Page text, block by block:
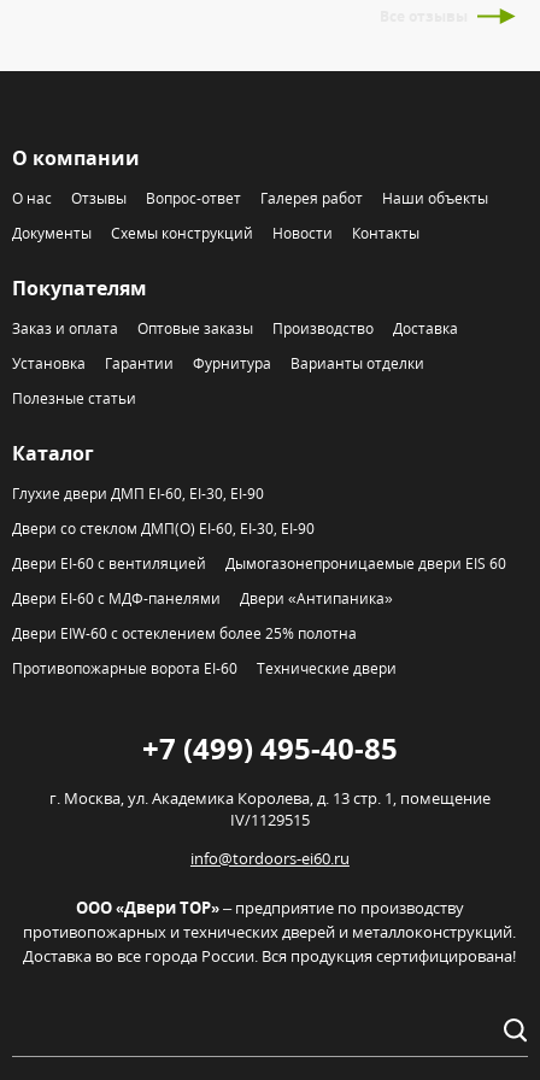
О компании
О нас Отзывы Вопрос-ответ Галерея работ
Наши объекты
Документы
Схемы конструкций Новости Контакты
Покупателям
Заказ и оплата Оптовые заказы Производство
Доставка
Установка
Гарантии Фурнитура
Варианты отделки
Полезные статьи
Каталог
Глухие двери ДМП EI-60, EI-30, EI-90
Двери со стеклом ДМП(О) EI-60, EI-30, EI-90
Двери EI-60 с вентиляцией
Дымогазонепроницаемые двери EIS 60
Двери EI-60 с МДФ-панелями
Двери «Антипаника»
Двери EIW-60 с остеклением более 25% полотна
Противопожарные ворота EI-60
Технические двери
+7 (499) 495-40-85
г. Москва,ул. Академика Королева, д. 13 стр. 1, помещение
IV/1129515
info@tordoors-ei60.ru
ООО «Двери ТОР»– предприятие по производству
противопожарных и технических дверей и металлоконструкций.
Доставка во все города России. Вся продукция сертифицирована!